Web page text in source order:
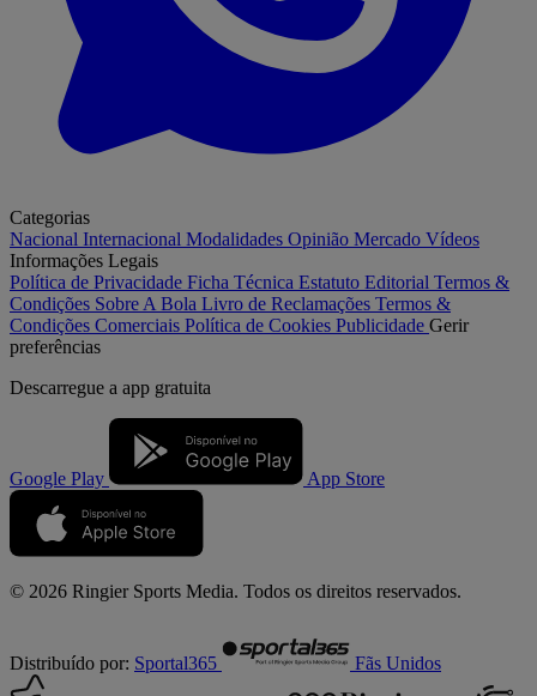
Categorias
Nacional Internacional Modalidades Opinião Mercado Vídeos
Informações Legais
Política de Privacidade Ficha Técnica Estatuto Editorial Termos &
Condições Sobre A Bola Livro de Reclamações Termos &
Condições Comerciais Política de Cookies Publicidade Gerir
preferências
Descarregue a app gratuita
Google Play App Store
© 2026 Ringier Sports Media. Todos os direitos reservados.
Distribuído por: Sportal365 Fãs Unidos